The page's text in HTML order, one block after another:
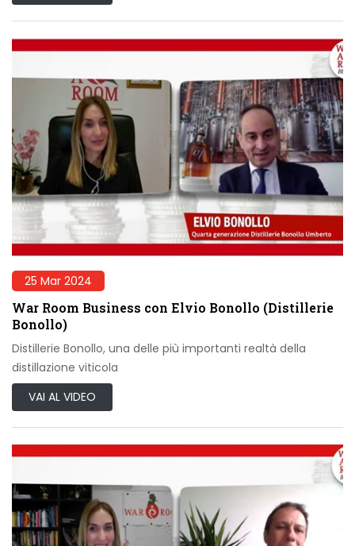
25 Mar 2024
War Room Business con Elvio Bonollo (Distillerie
Bonollo)
Distillerie Bonollo, una delle più importanti realtà della
distillazione viticola
VAI AL VIDEO